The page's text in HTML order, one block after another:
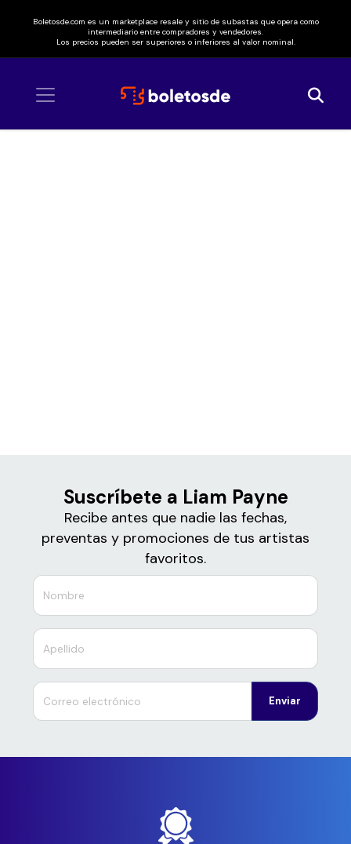
Boletosde.com es un marketplace resale y sitio de subastas que opera como
intermediario entre compradores y vendedores.
Los precios pueden ser superiores o inferiores al valor nominal.
Suscríbete a Liam Payne
Recibe antes que nadie las fechas,
preventas y promociones de tus artistas
favoritos.
Enviar